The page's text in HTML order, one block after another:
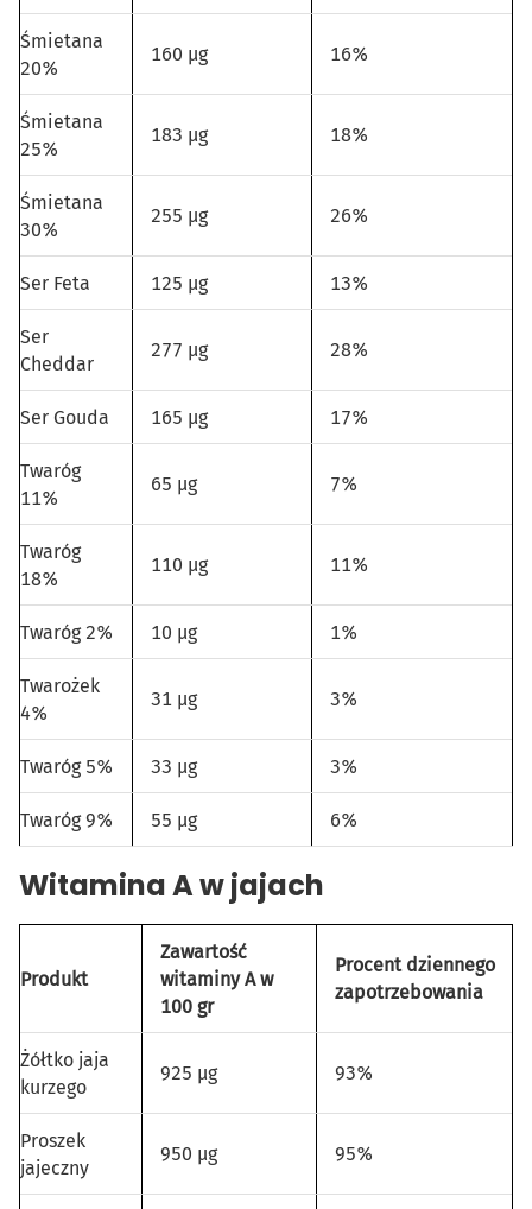
Śmietana
20%
160 µg 16%
Śmietana
25%
183 µg 18%
Śmietana
30%
255 µg 26%
Ser Feta 125 µg 13%
Ser
Cheddar
277 µg 28%
Ser Gouda 165 µg 17%
Twaróg
11%
65 µg 7%
Twaróg
18%
110 µg 11%
Twaróg 2% 10 µg 1%
Twarożek
4%
31 µg 3%
Twaróg 5% 33 µg 3%
Twaróg 9% 55 µg 6%
Witamina A w jajach
Produkt
Zawartość
witaminy A w
100 gr
Procent dziennego
zapotrzebowania
Żółtko jaja
kurzego
925 µg 93%
Proszek
jajeczny
950 µg 95%